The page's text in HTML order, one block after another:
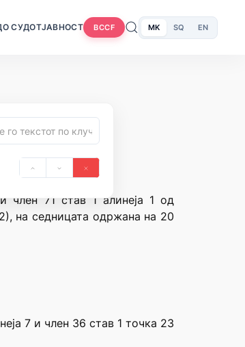
СУДОТЈАВНОСТ BCCF MK SQ EN
член 71 став 1 алинеја 1 од
на седницата одржана на 20
7 и член 36 став 1 точка 23